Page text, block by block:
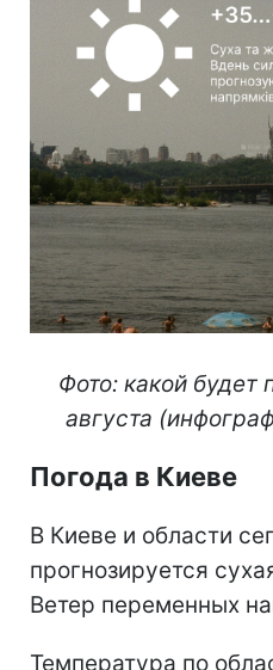
Фото: какой будет
августа
Погода в Киеве
В Киеве и области
прогнозируется
Ветер переменных
Температура по